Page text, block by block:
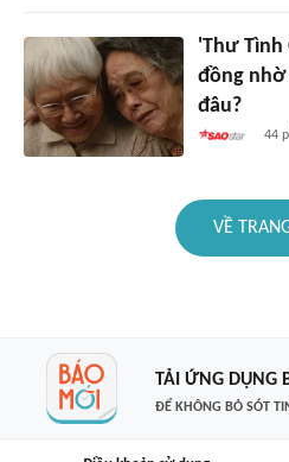
'Thư Tình
đồng nhờ
đâu?
44
VỀ
TẢI ỨNG DỤNG
ĐỂ KHÔNG BỎ SÓT